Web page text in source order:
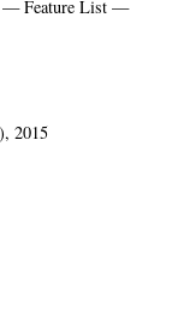
— Feature List —
2015